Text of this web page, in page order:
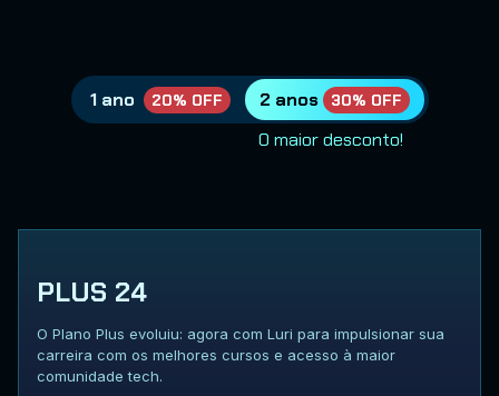
1 ano 20% OFF 2 anos 30% OFF
O maior desconto!
PLUS 24
O Plano Plus evoluiu: agora com Luri para impulsionar sua
carreira com os melhores cursos e acesso à maior
comunidade tech.